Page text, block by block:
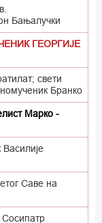
Бањалучки
ГЕОРГИЈЕ
свети
Бранко
Марко -
Саве на
Сосипатр